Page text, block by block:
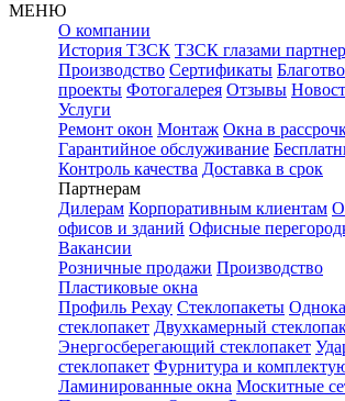
МЕНЮ
О компании
История ТЗСК ТЗСК глазами
Производство Сертификаты
проекты Фотогалерея Отзывы
Услуги
Ремонт окон Монтаж Окна в
Гарантийное обслуживание
Контроль качества Доставка в срок
Партнерам
Дилерам Корпоративным клиентам
офисов и зданий Офисные
Вакансии
Розничные продажи Производство
Пластиковые окна
Профиль Рехау Стеклопакеты
стеклопакет Двухкамерный
Энергосберегающий стеклопакет
стеклопакет Фурнитура и
Ламинированные окна Москитные